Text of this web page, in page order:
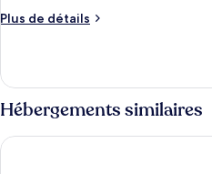
chambre :
Petite,
sans
ascenseur
Plus de détails
Plus
le
type
de
chambre
Chambre
Hébergements similaires
Scandic Bergen City